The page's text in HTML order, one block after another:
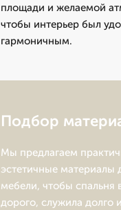
площади и желаемой
чтобы интерьер был
гармоничным.
Подбор
Мы предлагаем
эстетичные материалы
мебели, чтобы спальня
дорого, служила долго